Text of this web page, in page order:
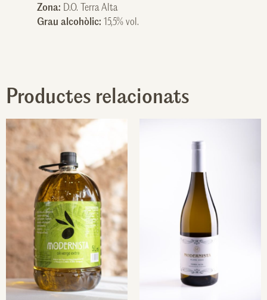
Zona: D.O. Terra Alta
Grau alcohòlic: 15,5% vol.
Productes relacionats